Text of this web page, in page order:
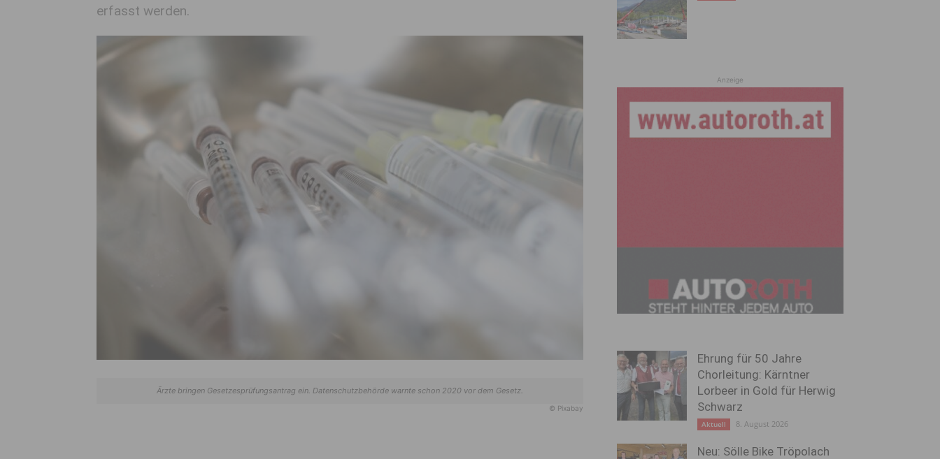
erfasst werden.
Ärzte bringen Gesetzesprüfungsantrag ein. Datenschutzbehörde warnte schon 2020 vor dem Gesetz.
© Pixabay
Anzeige
Ehrung für 50 Jahre
Chorleitung: Kärntner
Lorbeer in Gold für Herwig
Schwarz
Aktuell 8. August 2026
Neu: Sölle Bike Tröpolach